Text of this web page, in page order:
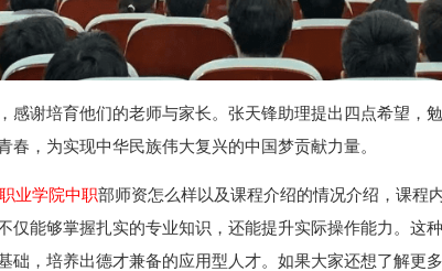
感谢培育他们的老师与家长。张天锋助理提出四点希望，
，为实现中华民族伟大复兴的中国梦贡献力量。
业学院中职部师资怎么样以及课程介绍的情况介绍，课程
仅能够掌握扎实的专业知识，还能提升实际操作能力。这
础，培养出德才兼备的应用型人才。如果大家还想了解更